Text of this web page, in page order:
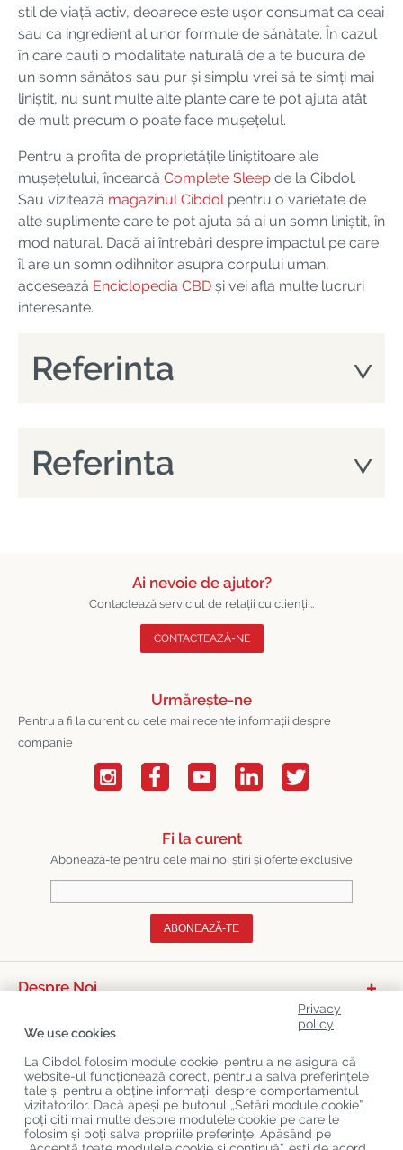
stil de viață activ, deoarece este ușor consumat ca ceai
sau ca ingredient al unor formule de sănătate. În cazul
în care cauți o modalitate naturală de a te bucura de
un somn sănătos sau pur și simplu vrei să te simți mai
liniștit, nu sunt multe alte plante care te pot ajuta atât
de mult precum o poate face mușețelul.
Pentru a profita de proprietățile liniștitoare ale
mușețelului, încearcă Complete Sleep de la Cibdol.
Sau vizitează magazinul Cibdolpentru o varietate de
alte suplimente care te pot ajuta să ai un somn liniștit, în
mod natural. Dacă ai întrebări despre impactul pe care
îl are un somn odihnitor asupra corpului uman,
accesează Enciclopedia CBD și vei afla multe lucruri
interesante.
Referinta
Referinta
Ai nevoie de ajutor?
Contactează serviciul de relații cu clienții..
CONTACTEAZĂ-NE
Urmărește-ne
Pentru a fi la curent cu cele mai recente informații despre
companie
Fi la curent
Abonează-te pentru cele mai noi știri și oferte exclusive
ABONEAZĂ-TE
Despre Noi
Ultimele Postări Pe Blog
Privacy
policy
We use cookies
La Cibdol folosim module cookie, pentru a ne asigura că
website-ul funcționează corect, pentru a salva preferințele
tale și pentru a obține informații despre comportamentul
vizitatorilor. Dacă apeși pe butonul „Setări module cookie”,
poți citi mai multe despre modulele cookie pe care le
folosim și poți salva propriile preferințe. Apăsând pe
Copyright©CibdolLast updated 09-08-2026